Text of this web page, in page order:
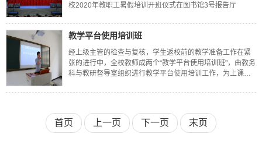
校2020年教职工暑假培训开班仪式在图书馆3号报告厅
教学平台使用培训班
经上级主管的检查与复核，学生返校前的教学准备工作在紧
张的进行中，全校教师成两个“教学平台使用培训班"，由教务
科与教研督导室组织进行教学平台使用培训工作，为上课做
首页 上一页 下一页 末页